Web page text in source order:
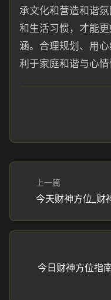
承文化和营造和谐
和生活习惯，才能
涵。合理规划、用
利于家庭和谐与心情
上一篇
今天财神方位_财
今日财神方位指